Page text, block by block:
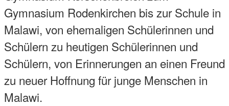
Gymnasium Rodenkirchen bis zur Schule in
Malawi, von ehemaligen Schülerinnen und
Schülern zu heutigen Schülerinnen und
Schülern, von Erinnerungen an einen Freund
zu neuer Hoffnung für junge Menschen in
Malawi.